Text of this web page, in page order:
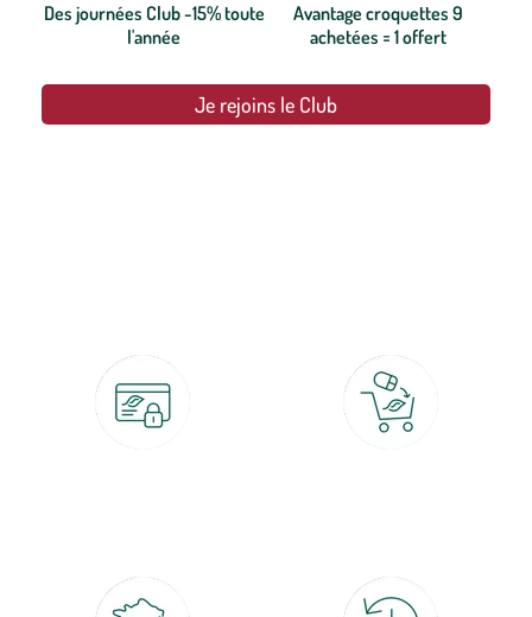
Des journées Club -15% toute
l'année
Avantage croquettes 9
achetées = 1 offert
Je rejoins le Club